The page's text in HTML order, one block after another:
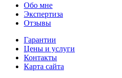
Обо мне
Экспертиза
Отзывы
Гарантии
Цены и услуги
Контакты
Карта сайта